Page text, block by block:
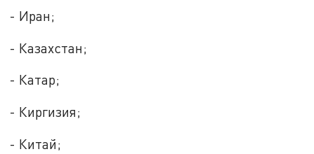
- Иран;
- Казахстан;
- Катар;
- Киргизия;
- Китай;